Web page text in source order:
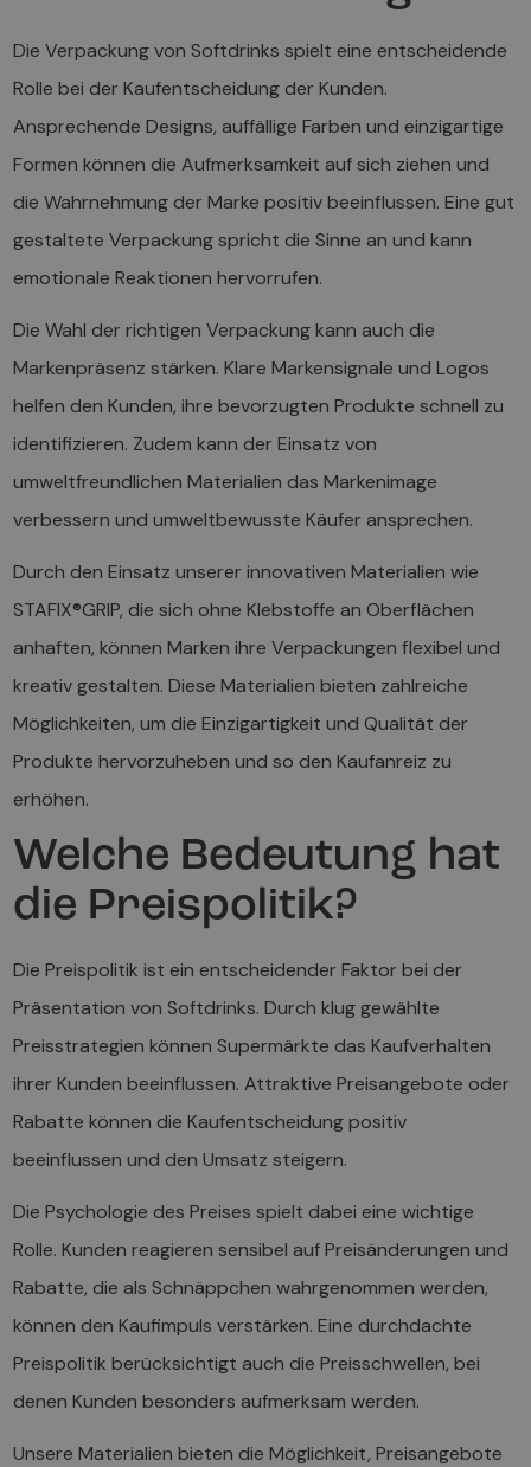
Die Verpackung von Softdrinks spielt eine entscheidende
Rolle bei der Kaufentscheidung der Kunden.
Ansprechende Designs, auffällige Farben und einzigartige
Formen können die Aufmerksamkeit auf sich ziehen und
die Wahrnehmung der Marke positiv beeinflussen. Eine gut
gestaltete Verpackung spricht die Sinne an und kann
emotionale Reaktionen hervorrufen.
Die Wahl der richtigen Verpackung kann auch die
Markenpräsenz stärken. Klare Markensignale und Logos
helfen den Kunden, ihre bevorzugten Produkte schnell zu
identifizieren. Zudem kann der Einsatz von
umweltfreundlichen Materialien das Markenimage
verbessern und umweltbewusste Käufer ansprechen.
Durch den Einsatz unserer innovativen Materialien wie
STAFIX®GRIP, die sich ohne Klebstoffe an Oberflächen
anhaften, können Marken ihre Verpackungen flexibel und
kreativ gestalten. Diese Materialien bieten zahlreiche
Möglichkeiten, um die Einzigartigkeit und Qualität der
Produkte hervorzuheben und so den Kaufanreiz zu
erhöhen.
Welche Bedeutung hat
die Preispolitik?
Die Preispolitik ist ein entscheidender Faktor bei der
Präsentation von Softdrinks. Durch klug gewählte
Preisstrategien können Supermärkte das Kaufverhalten
ihrer Kunden beeinflussen. Attraktive Preisangebote oder
Rabatte können die Kaufentscheidung positiv
beeinflussen und den Umsatz steigern.
Die Psychologie des Preises spielt dabei eine wichtige
Rolle. Kunden reagieren sensibel auf Preisänderungen und
Rabatte, die als Schnäppchen wahrgenommen werden,
können den Kaufimpuls verstärken. Eine durchdachte
Preispolitik berücksichtigt auch die Preisschwellen, bei
denen Kunden besonders aufmerksam werden.
Unsere Materialien bieten die Möglichkeit, Preisangebote